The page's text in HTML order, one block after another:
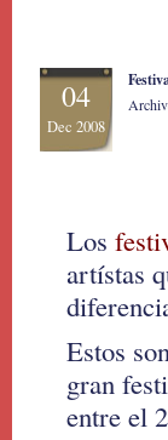
04
Dec 2008
Los
artístas
Estos
gran
entre el